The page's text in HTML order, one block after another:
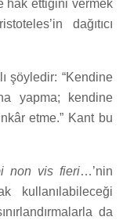
hak ettiğini vermek
dağıtıcı
şöyledir: “Kendine
yapma; kendine
etme.” Kant bu
non vis fieri…’nin
kullanılabileceği
da